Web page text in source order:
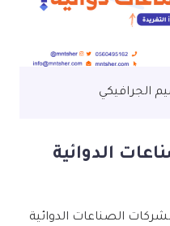
الجرافيكي
الدوائية
الصناعات الدوائية